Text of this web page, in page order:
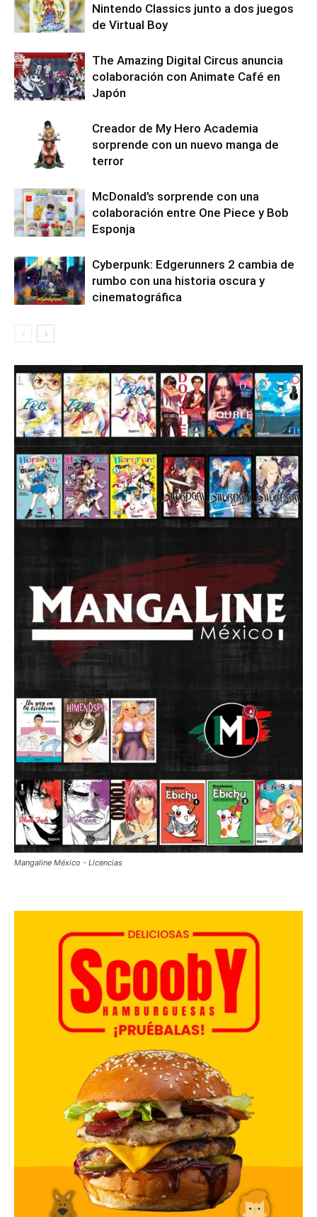
Nintendo Classics junto a dos juegos
de Virtual Boy
The Amazing Digital Circus anuncia
colaboración con Animate Café en
Japón
Creador de My Hero Academia
sorprende con un nuevo manga de
terror
McDonald’s sorprende con una
colaboración entre One Piece y Bob
Esponja
Cyberpunk: Edgerunners 2 cambia de
rumbo con una historia oscura y
cinematográfica
Mangaline México - Licencias